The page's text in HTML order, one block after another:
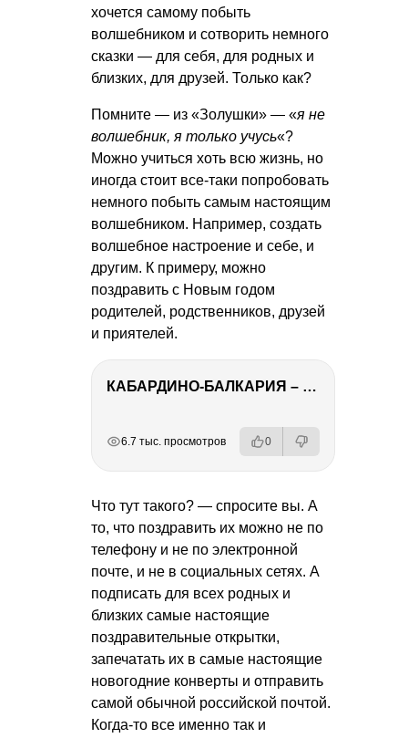
хочется самому побыть
волшебником и сотворить немного
сказки — для себя, для родных и
близких, для друзей. Только как?
Помните — из «Золушки» — «я не
волшебник, я только учусь«?
Можно учиться хоть всю жизнь, но
иногда стоит все-таки попробовать
немного побыть самым настоящим
волшебником. Например, создать
волшебное настроение и себе, и
другим. К примеру, можно
поздравить с Новым годом
родителей, родственников, друзей
и приятелей.
КАБАРДИНО-БАЛКАРИЯ – ПУТЕШЕСТВИЕ НА КАВКАЗ часть 3
6.7 тыс. просмотров 0
Что тут такого? — спросите вы. А
то, что поздравить их можно не по
телефону и не по электронной
почте, и не в социальных сетях. А
подписать для всех родных и
близких самые настоящие
поздравительные открытки,
запечатать их в самые настоящие
новогодние конверты и отправить
самой обычной российской почтой.
Когда-то все именно так и